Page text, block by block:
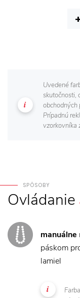
Uvedené
skutočnosti,
obchodných
Prípadnú
vzorkovníka
SPÔSOBY
Ovládanie
manuálne
páskom
lamiel